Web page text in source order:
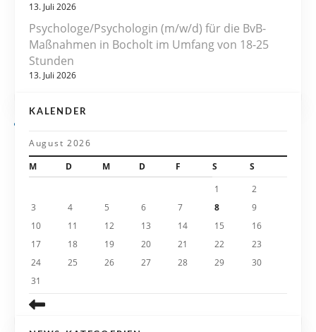
a
13. Juli 2026
Psychologe/Psychologin (m/w/d) für die BvB-
Maßnahmen in Bocholt im Umfang von 18-25
Stunden
13. Juli 2026
KALENDER
August 2026
M
D M D F S
S
1
2
3
4 5 6 7 8
9
10
11 12 13 14 15
16
17
18 19 20 21 22
23
24
25 26 27 28 29
30
31